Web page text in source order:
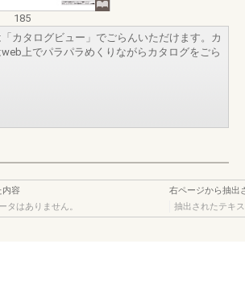
185
カタログビュー」でごらんいただけます。カ
上でパラパラめくりながらカタログをごら
内容
タはありません。
右ページから抽出
抽出されたテキ